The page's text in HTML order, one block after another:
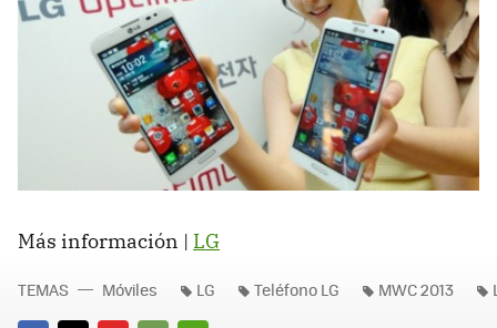
Más información | LG
TEMAS Móviles LG Teléfono LG MWC 2013